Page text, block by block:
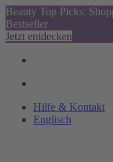
Beauty Top Picks:
Bestseller
Jetzt entdecken
Hilfe & Kontakt
Englisch